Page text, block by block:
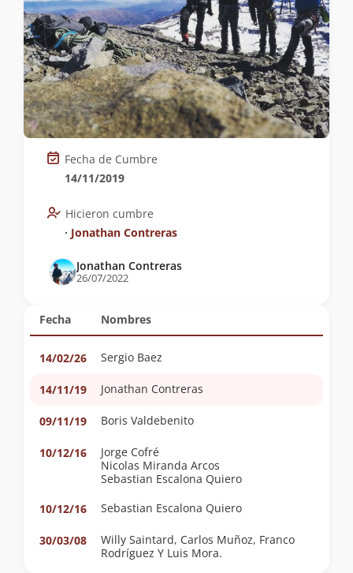
Fecha Nombres
14/02/26 Sergio Baez
14/11/19 Jonathan Contreras
09/11/19 Boris Valdebenito
10/12/16
Jorge Cofré
Nicolas Miranda Arcos
Sebastian Escalona Quiero
10/12/16
Sebastian Escalona Quiero
30/03/08
Willy Saintard, Carlos Muñoz, Franco
Rodríguez Y Luis Mora.
Fecha de Cumbre
14/11/2019
Hicieron cumbre
∙ Jonathan Contreras
Jonathan Contreras
26/07/2022